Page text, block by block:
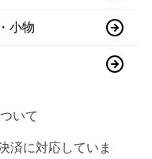
小物
いて
済に対応していま